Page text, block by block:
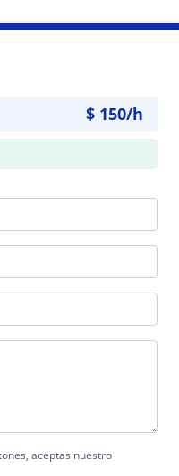
$ 150/h
aceptas nuestro